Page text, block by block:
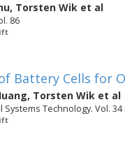
, Torsten Wik et al
86
Battery Cells for
, Torsten Wik et al
Technology. Vol. 34